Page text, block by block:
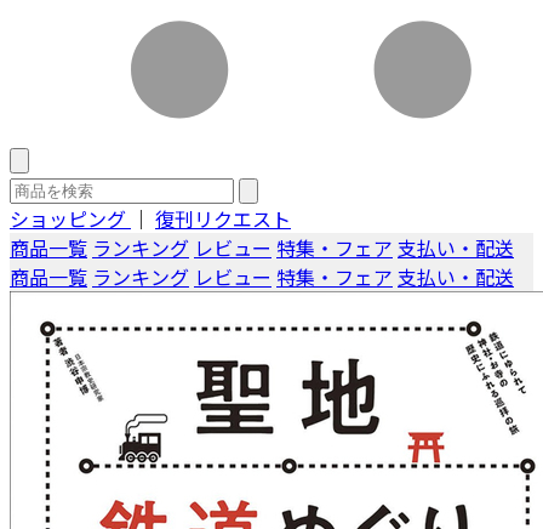
ショッピング ｜ 復刊リクエスト
商品一覧 ランキング レビュー 特集・フェア 支払い・配送
商品一覧 ランキング レビュー 特集・フェア 支払い・配送